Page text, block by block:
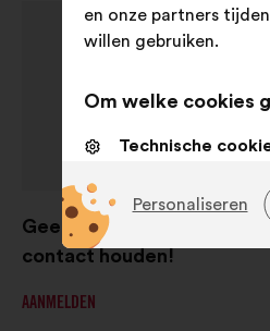
Geen lopende
contact houden!
AANMELDEN
en onze partners
willen gebruiken.
Om welke cookies
Technische
de site
ervaring tijdens uw
Personaliseren